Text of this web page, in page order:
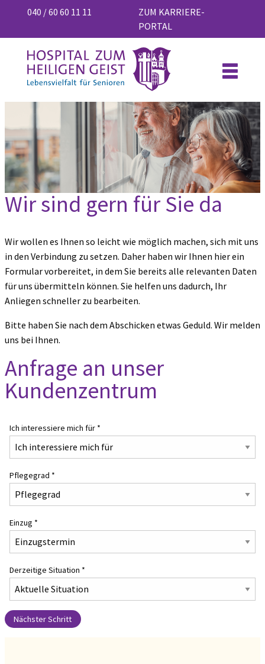
040 / 60 60 11 11
ZUM KARRIERE-
PORTAL
Wir sind gern für Sie da
Wir wollen es Ihnen so leicht wie möglich machen, sich mit uns
in den Verbindung zu setzen. Daher haben wir Ihnen hier ein
Formular vorbereitet, in dem Sie bereits alle relevanten Daten
für uns übermitteln können. Sie helfen uns dadurch, Ihr
Anliegen schneller zu bearbeiten.
Bitte haben Sie nach dem Abschicken etwas Geduld. Wir melden
uns bei Ihnen.
Anfrage an unser
Kundenzentrum
Ich interessiere mich für *
Pflegegrad *
Einzug *
Derzeitige Situation *
Nächster Schritt